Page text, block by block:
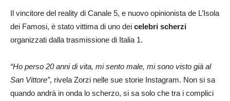
Il vincitore del reality di Canale 5, e nuovo opinionista de L’Isola
dei Famosi, è stato vittima di uno dei celebri scherzi
organizzati dalla trasmissione di Italia 1.
“Ho perso 20 anni di vita, mi sento male, mi sono visto già al
San Vittore”, rivela Zorzi nelle sue storie Instagram. Non si sa
quando andrà in onda lo scherzo, si sa solo che tra i complici